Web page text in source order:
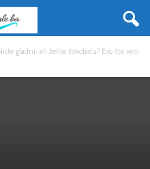
gladni, ali želite čokoladu? Evo šta vam